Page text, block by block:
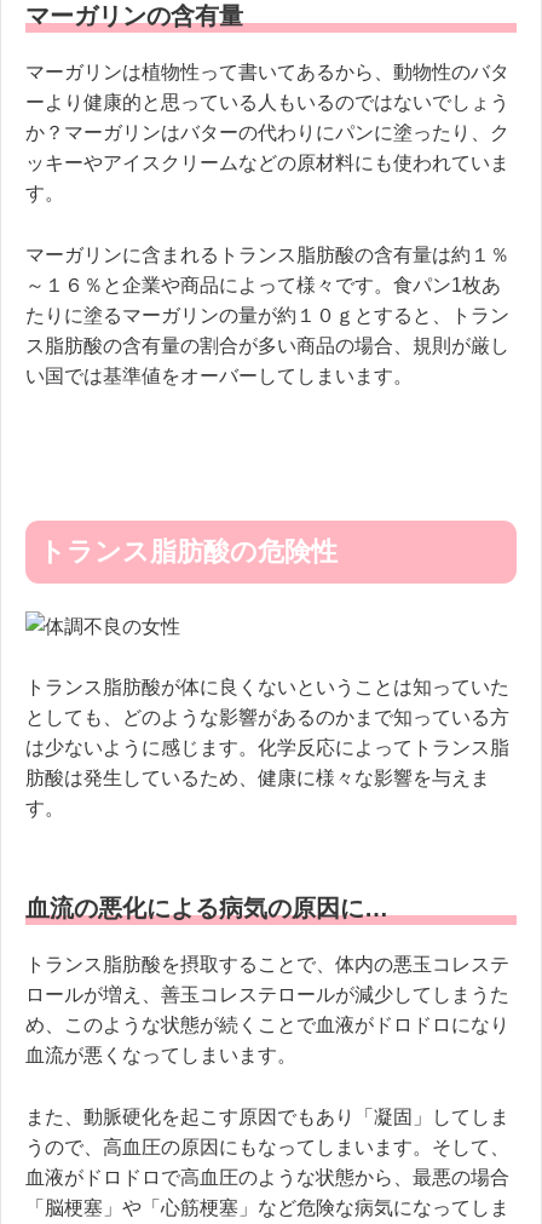
マーガリンの含有量
マーガリンは植物性って書いてあるから、動物性のバタ
ーより健康的と思っている人もいるのではないでしょう
か？マーガリンはバターの代わりにパンに塗ったり、ク
ッキーやアイスクリームなどの原材料にも使われていま
す。
マーガリンに含まれるトランス脂肪酸の含有量は約１％
～１６％と企業や商品によって様々です。食パン1枚あ
たりに塗るマーガリンの量が約１０ｇとすると、トラン
ス脂肪酸の含有量の割合が多い商品の場合、規則が厳し
い国では基準値をオーバーしてしまいます。
トランス脂肪酸の危険性
トランス脂肪酸が体に良くないということは知っていた
としても、どのような影響があるのかまで知っている方
は少ないように感じます。化学反応によってトランス脂
肪酸は発生しているため、健康に様々な影響を与えま
す。
血流の悪化による病気の原因に…
トランス脂肪酸を摂取することで、体内の悪玉コレステ
ロールが増え、善玉コレステロールが減少してしまうた
め、このような状態が続くことで血液がドロドロになり
血流が悪くなってしまいます。
また、動脈硬化を起こす原因でもあり「凝固」してしま
うので、高血圧の原因にもなってしまいます。そして、
血液がドロドロで高血圧のような状態から、最悪の場合
「脳梗塞」や「心筋梗塞」など危険な病気になってしま